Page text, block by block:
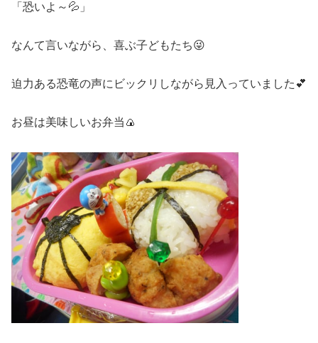
「恐いよ～💦」
なんて言いながら、喜ぶ子どもたち😜
迫力ある恐竜の声にビックリしながら見入っていました💕
お昼は美味しいお弁当🍙